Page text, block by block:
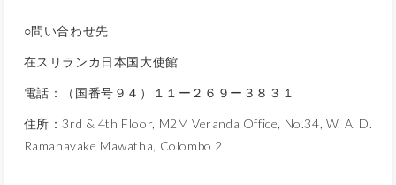
○問い合わせ先
在スリランカ日本国大使館
電話：（国番号９４）１１ー２６９ー３８３１
住所：3rd & 4th Floor, M2M Veranda Office, No.34, W. A. D.
Ramanayake Mawatha, Colombo 2